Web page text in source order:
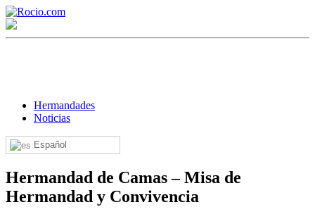
Hermandades
Noticias
Español
Hermandad de Camas – Misa de
Hermandad y Convivencia
¡Bienvenido! Soy el asistente virtual de rocio.com.
¿En qué puedo ayudarte?